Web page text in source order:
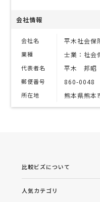
会社情報
会社名 平木社会保
業種 士業：社会
代表者名 平木 邦昭
郵便番号 860-0048
所在地 熊本県熊本
比較ビズについて
人気カテゴリ